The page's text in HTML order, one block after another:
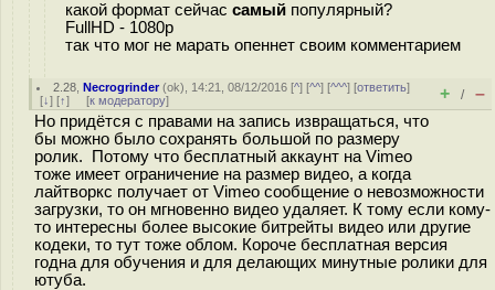
какой формат сейчас самый популярный?
FullHD - 1080p
так что мог не марать опеннет своим комментарием
2.28 ,Necrogrinder(ok), 14:21, 08/12/2016 [^] [^^] [^^^] [ответить]
[↓] [↑] [к модератору] + / –
Но придётся с правами на запись извращаться, что
бы можно было сохранять большой по размеру
ролик. Потому что бесплатный аккаунт на Vimeo
тоже имеет ограничение на размер видео, а когда
лайтворкс получает от Vimeo сообщение о невозможности
загрузки, то он мгновенно видео удаляет. К тому если кому-
то интересны более высокие битрейты видео или другие
кодеки, то тут тоже облом. Короче бесплатная версия
годна для обучения и для делающих минутные ролики для
ютуба.